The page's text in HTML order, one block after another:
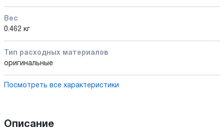
Вес
0.462 кг
Тип расходных материалов
оригинальные
Посмотреть все характеристики
Описание